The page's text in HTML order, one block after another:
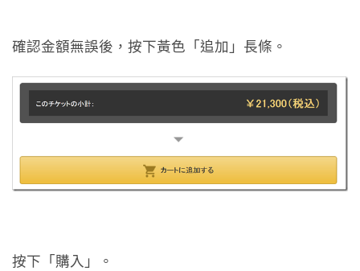
確認金額無誤後，按下黃色「追加」長條。
按下「購入」。